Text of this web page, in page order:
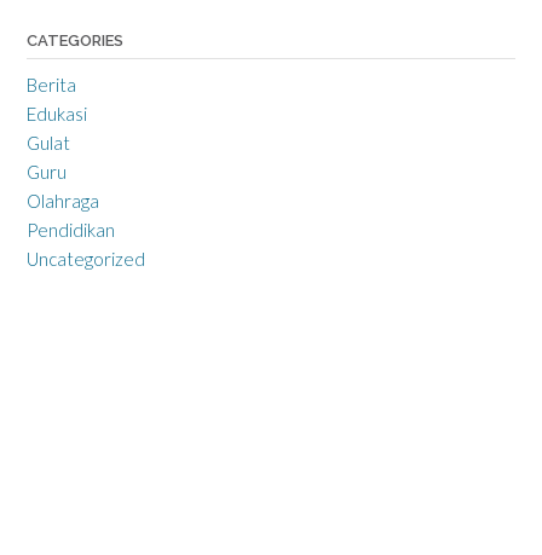
CATEGORIES
Berita
Edukasi
Gulat
Guru
Olahraga
Pendidikan
Uncategorized